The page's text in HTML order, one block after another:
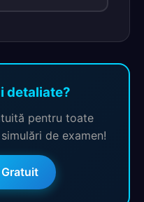
detaliate?
pentru toate
de examen!